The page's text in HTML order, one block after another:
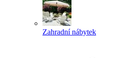
Zahradní nábytek